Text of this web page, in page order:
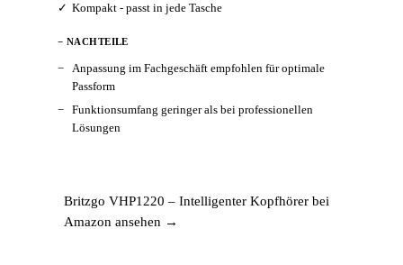
Kompakt - passt in jede Tasche
− NACHTEILE
Anpassung im Fachgeschäft empfohlen für optimale
Passform
Funktionsumfang geringer als bei professionellen
Lösungen
Britzgo VHP1220 – Intelligenter Kopfhörer bei
Amazon ansehen →